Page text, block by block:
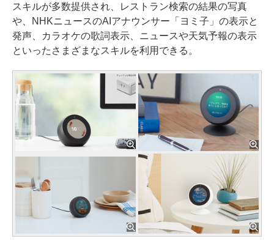
スキルが多数提供され、レストラン検索の結果の写真
や、NHKニュースのAIアナウンサー「ヨミ子」の表示と
発声、カラオケの歌詞表示、ニュースや天気予報の表示
といったさまざまなスキルを利用できる。